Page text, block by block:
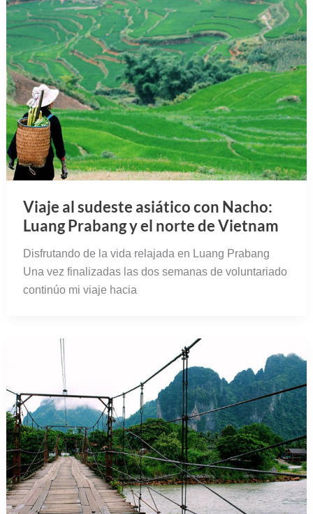
Viaje al sudeste asiático con Nacho:
Luang Prabang y el norte de Vietnam
Disfrutando de la vida relajada en Luang Prabang
Una vez finalizadas las dos semanas de voluntariado
continúo mi viaje hacia